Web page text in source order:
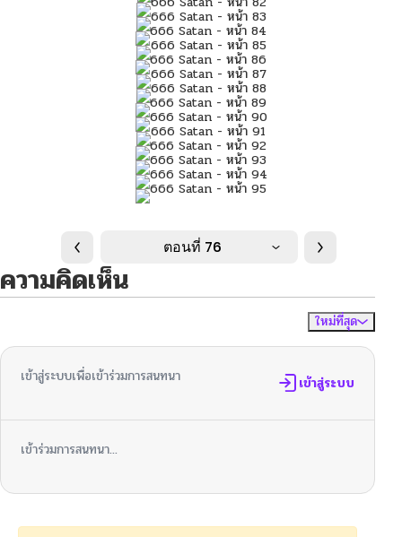
ตอนที่ 76
ความคิดเห็น
ใหม่ที่สุด
เข้าสู่ระบบเพื่อเข้าร่วมการสนทนา เข้าสู่ระบบ
เข้าร่วมการสนทนา...